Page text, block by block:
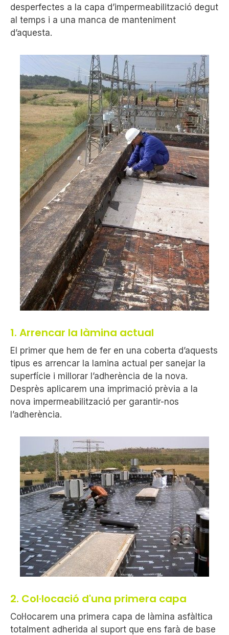
desperfectes a la capa d’impermeabilització degut
al temps i a una manca de manteniment
d’aquesta.
1. Arrencar la làmina actual
El primer que hem de fer en una coberta d’aquests
tipus es arrencar la lamina actual per sanejar la
superfície i millorar l’adherència de la nova.
Desprès aplicarem una imprimació prèvia a la
nova impermeabilització per garantir-nos
l’adherència.
2. Col·locació d'una primera capa
Col·locarem una primera capa de làmina asfàltica
totalment adherida al suport que ens farà de base